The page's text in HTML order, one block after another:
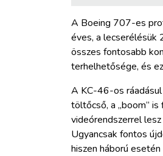
A Boeing 707-es
éves, a lecserélésük
összes fontosabb
terhelhetősége, és
A KC-46-os
töltőcső, a „boom”
videórendszerrel
Ugyancsak fontos
hiszen háború